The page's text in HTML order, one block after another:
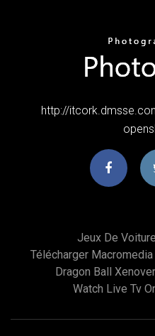
http://
Jeux De
Télécharger
Dragon Ball
Watch Live Tv